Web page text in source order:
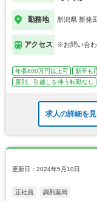
勤務地 新潟県 新発
アクセス ※お問い合
年収600万円以上可 新卒も
原則、引越しを伴う転勤なし
求人の詳細を
更新日：2024年5月10日
正社員 調剤薬局